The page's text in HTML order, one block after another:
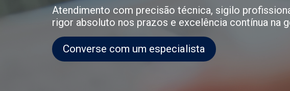
Atendimento com precisão técnica, sigilo
rigor absoluto nos prazos e excelência contínua na
Converse com um especialista